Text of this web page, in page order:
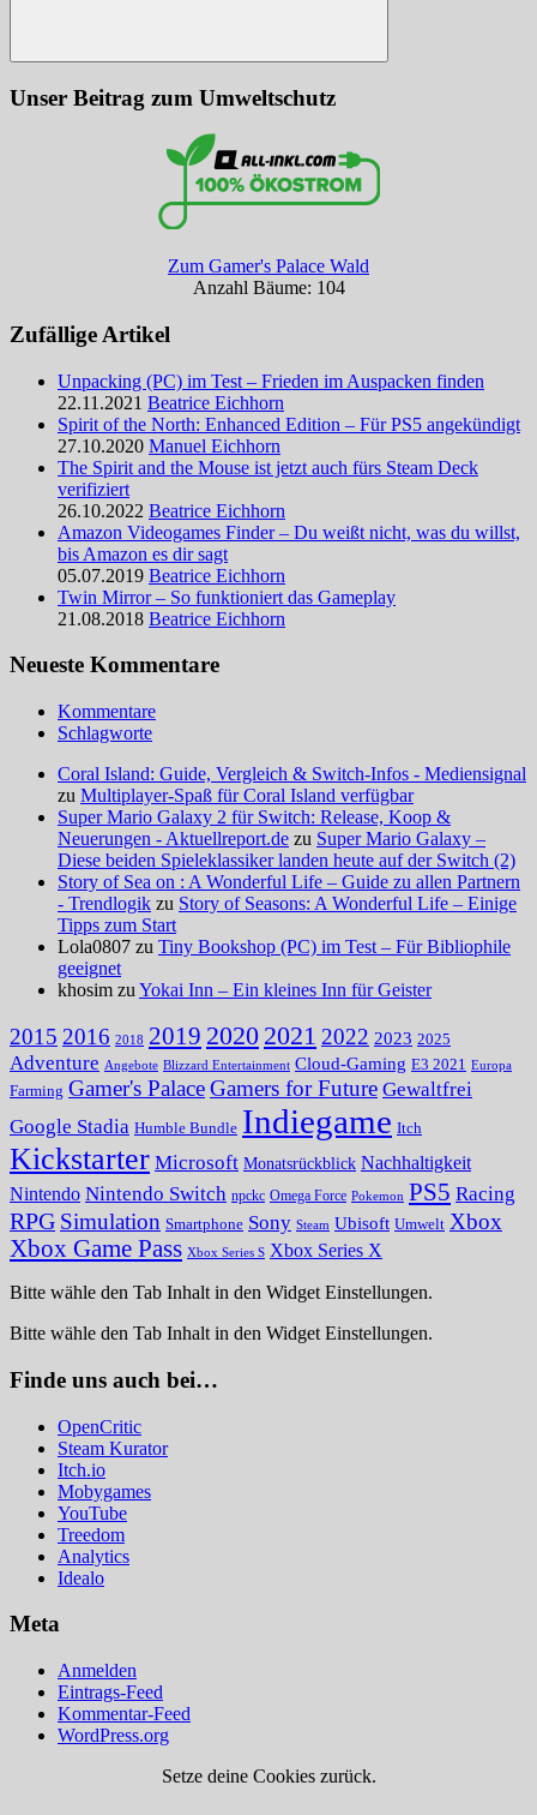
Suchen
Unser Beitrag zum Umweltschutz
Zum Gamer's Palace Wald
Anzahl Bäume: 104
Zufällige Artikel
Unpacking (PC) im Test – Frieden im Auspacken finden
22.11.2021 Beatrice Eichhorn
Spirit of the North: Enhanced Edition – Für PS5 angekündigt
27.10.2020 Manuel Eichhorn
The Spirit and the Mouse ist jetzt auch fürs Steam Deck
verifiziert
26.10.2022 Beatrice Eichhorn
Amazon Videogames Finder – Du weißt nicht, was du willst,
bis Amazon es dir sagt
05.07.2019 Beatrice Eichhorn
Twin Mirror – So funktioniert das Gameplay
21.08.2018 Beatrice Eichhorn
Neueste Kommentare
Kommentare
Schlagworte
Coral Island: Guide, Vergleich & Switch-Infos - Mediensignal
zu Multiplayer-Spaß für Coral Island verfügbar
Super Mario Galaxy 2 für Switch: Release, Koop &
Neuerungen - Aktuellreport.de zu Super Mario Galaxy –
Diese beiden Spieleklassiker landen heute auf der Switch (2)
Story of Sea on : A Wonderful Life – Guide zu allen Partnern
- Trendlogik zu Story of Seasons: A Wonderful Life – Einige
Tipps zum Start
Lola0807 zu Tiny Bookshop (PC) im Test – Für Bibliophile
geeignet
khosim zu Yokai Inn – Ein kleines Inn für Geister
2015 2016 2018 2019 2020 2021 2022 2023 2025
Adventure Angebote Blizzard Entertainment Cloud-Gaming E3 2021 Europa
Farming Gamer's PalaceGamers for Future Gewaltfrei
Google Stadia Humble Bundle Indiegame Itch
Kickstarter Microsoft Monatsrückblick Nachhaltigkeit
Nintendo Nintendo Switch npckc Omega Force Pokemon PS5 Racing
RPG Simulation Smartphone Sony Steam Ubisoft Umwelt Xbox
Xbox Game Pass Xbox Series S Xbox Series X
Bitte wähle den Tab Inhalt in den Widget Einstellungen.
Bitte wähle den Tab Inhalt in den Widget Einstellungen.
Finde uns auch bei…
OpenCritic
Steam Kurator
Itch.io
Mobygames
YouTube
Treedom
Analytics
Idealo
Meta
Anmelden
Eintrags-Feed
Kommentar-Feed
WordPress.org
Setze deine Cookies zurück.